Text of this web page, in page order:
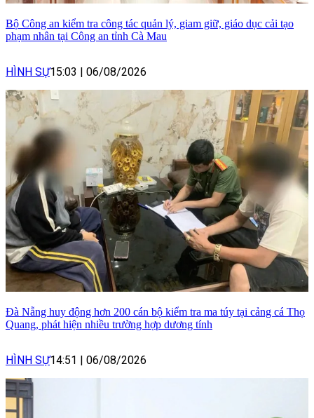
Bộ Công an kiểm tra công tác quản lý, giam giữ, giáo dục cải tạo
phạm nhân tại Công an tỉnh Cà Mau
HÌNH SỰ15:03 | 06/08/2026
Đà Nẵng huy động hơn 200 cán bộ kiểm tra ma túy tại cảng cá Thọ
Quang, phát hiện nhiều trường hợp dương tính
HÌNH SỰ14:51 | 06/08/2026